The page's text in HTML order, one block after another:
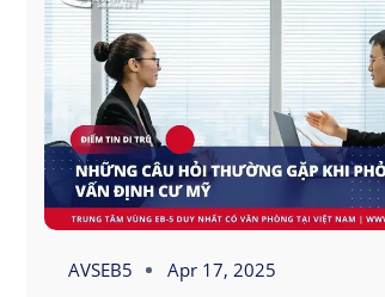
AVSEB5 Apr 17, 2025